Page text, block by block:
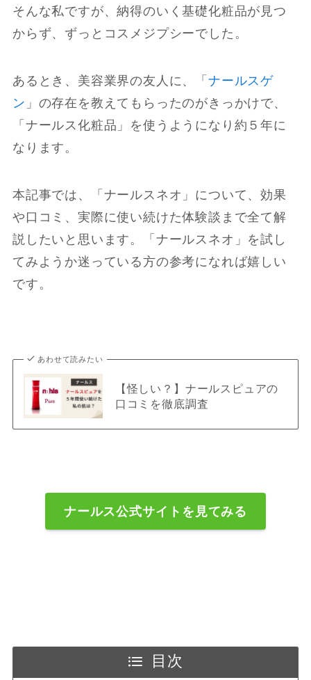
そんな私ですが、納得のいく基礎化粧品が見つ
からず、ずっとコスメジプシーでした。
あるとき、美容業界の友人に、「ナールスゲ
ン 」の存在を教えてもらったのがきっかけで、
「ナールス化粧品」を使うようになり約５年に
なります。
本記事では、「ナールスネオ」について、効果
や口コミ、実際に使い続けた体験談まで全て解
説したいと思います。「ナールスネオ」を試し
てみようか迷っている方の参考になれば嬉しい
です。
あわせて読みたい
【怪しい？】ナールスピュアの
口コミを徹底調査
ナールス公式サイトを見てみる
目次